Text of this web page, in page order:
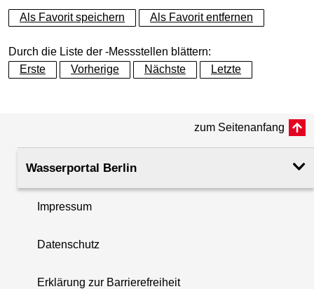
+
−
Als Favorit speichern Als Favorit entfernen
Durch die Liste der -Messstellen blättern:
Erste
Vorherige Nächste Letzte
zum Seitenanfang
Wasserportal Berlin
Impressum
Datenschutz
Erklärung zur Barrierefreiheit